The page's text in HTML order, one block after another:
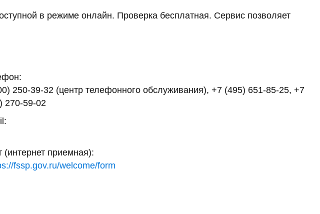
в режиме онлайн. Проверка бесплатная. Сервис позволяет
250-39-32 (центр телефонного обслуживания), +7 (495) 651-85-25, +7
270-59-02
(интернет приемная):
fssp.gov.ru/welcome/form